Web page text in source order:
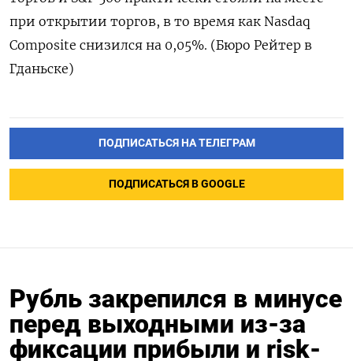
при открытии торгов, в то время как Nasdaq
Composite снизился на 0,05%. (Бюро Рейтер в
Гданьске)
ПОДПИСАТЬСЯ НА ТЕЛЕГРАМ
ПОДПИСАТЬСЯ В GOOGLE
Рубль закрепился в минусе
перед выходными из-за
фиксации прибыли и risk-